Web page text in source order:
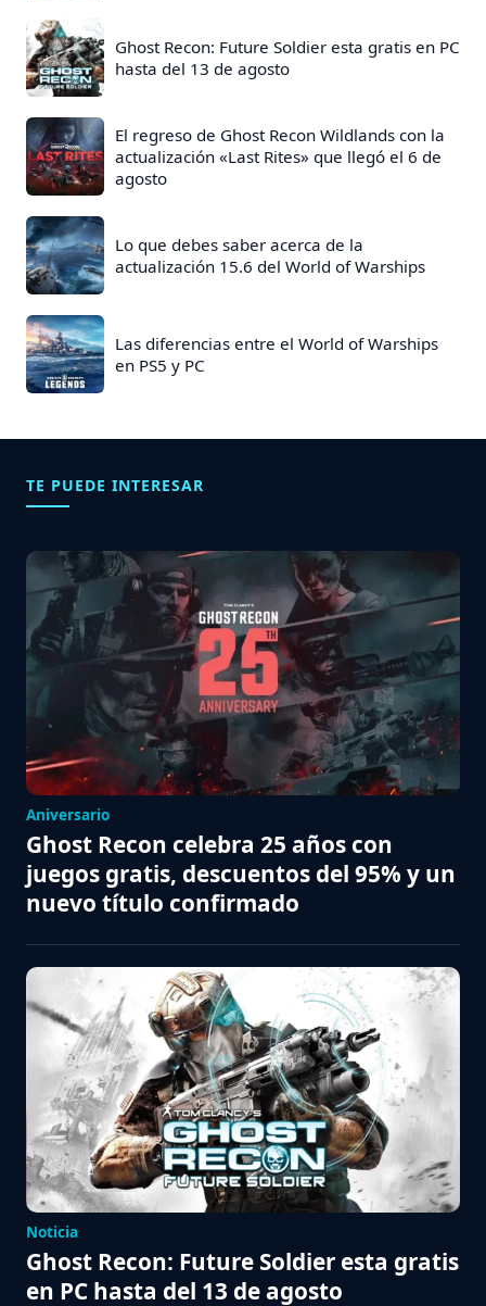
a
d
a
s
:
Ghost Recon: Future Soldier esta gratis en PC
hasta del 13 de agosto
El regreso de Ghost Recon Wildlands con la
actualización «Last Rites» que llegó el 6 de
agosto
Lo que debes saber acerca de la
actualización 15.6 del World of Warships
Las diferencias entre el World of Warships
en PS5 y PC
TE PUEDE INTERESAR
Aniversario
Ghost Recon celebra 25 años con
juegos gratis, descuentos del 95% y un
nuevo título confirmado
Noticia
Ghost Recon: Future Soldier esta gratis
en PC hasta del 13 de agosto